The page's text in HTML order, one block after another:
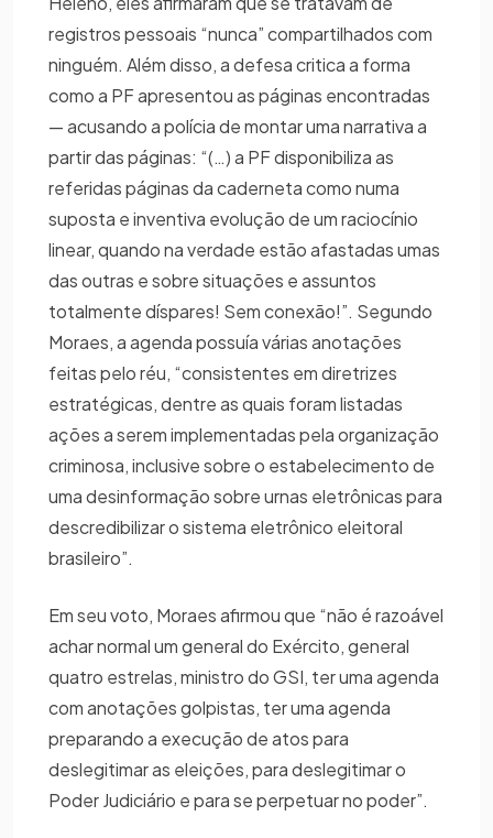
registros pessoais “nunca” compartilhados com
ninguém. Além disso, a defesa critica a forma
como a PF apresentou as páginas encontradas
— acusando a polícia de montar uma narrativa a
partir das páginas: “(…) a PF disponibiliza as
referidas páginas da caderneta como numa
suposta e inventiva evolução de um raciocínio
linear, quando na verdade estão afastadas umas
das outras e sobre situações e assuntos
totalmente díspares! Sem conexão!”. Segundo
Moraes, a agenda possuía várias anotações
feitas pelo réu, “consistentes em diretrizes
estratégicas, dentre as quais foram listadas
ações a serem implementadas pela organização
criminosa, inclusive sobre o estabelecimento de
uma desinformação sobre urnas eletrônicas para
descredibilizar o sistema eletrônico eleitoral
brasileiro”.
Em seu voto, Moraes afirmou que “não é razoável
achar normal um general do Exército, general
quatro estrelas, ministro do GSI, ter uma agenda
com anotações golpistas, ter uma agenda
preparando a execução de atos para
deslegitimar as eleições, para deslegitimar o
Poder Judiciário e para se perpetuar no poder”.